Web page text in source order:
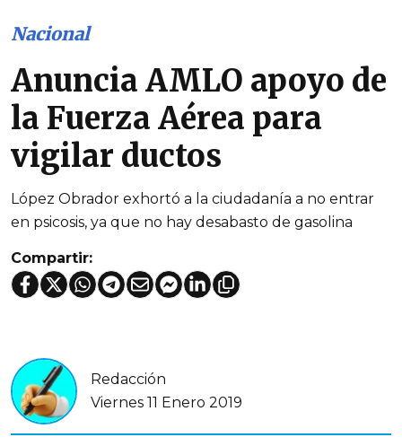
Nacional
Anuncia AMLO apoyo de
la Fuerza Aérea para
vigilar ductos
López Obrador exhortó a la ciudadanía a no entrar
en psicosis, ya que no hay desabasto de gasolina
Compartir:
Redacción
Viernes 11 Enero 2019